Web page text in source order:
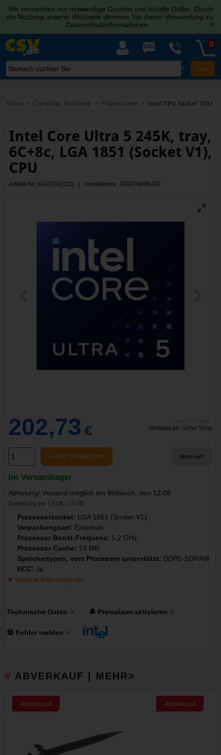
Wir verwenden nur notwendige Cookies und Inhalte Dritter. Durch
die Nutzung unserer Webseite stimmen Sie dieser Verwendung zu.
Datenschutzinformationen
[x]
X
0
Home Computer, Notebook Prozessoren Intel CPU Sockel 1851
Intel Core Ultra 5 245K, tray,
6C+8c, LGA 1851 (Socket V1),
CPU
Artikel-Nr.: AGX0002220 | Herstellernr.: AT807680640F
202,73 € Versand ab: siehe Shop
in den Warenkorb merken
Im Versandlager
Abholung/ Versand möglich am Mittwoch, den 12.08
Zustellung zw. 13.08 - 17.08
Prozessorsockel: LGA 1851 (Socket V1)
Verpackungsart: Einschub
Prozessor Boost-Frequenz: 5,2 GHz
Prozessor-Cache: 24 MB
Speichertypen, vom Prozessor unterstützt: DDR5-SDRAM
ECC: Ja
weitere Informationen
Technische Daten 🔔 Preisalarm aktivieren
💀 Fehler melden
ABVERKAUF | MEHR>
Abverkauf Abverkauf